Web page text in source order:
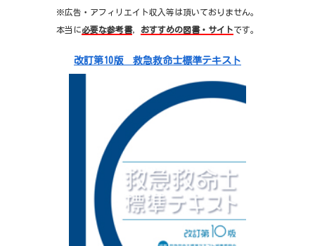
※広告・アフィリエイト収入等は頂いておりません。
本当に必要な参考書， おすすめの図書・サイトです。
改訂第10版 救急救命士標準テキスト